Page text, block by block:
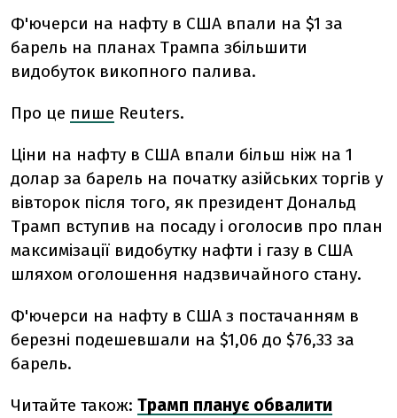
Ф'ючерси на нафту в США впали на $1 за
барель на планах Трампа збільшити
видобуток викопного палива.
Про це пише Reuters.
Ціни на нафту в США впали більш ніж на 1
долар за барель на початку азійських торгів у
вівторок після того, як президент Дональд
Трамп вступив на посаду і оголосив про план
максимізації видобутку нафти і газу в США
шляхом оголошення надзвичайного стану.
Ф'ючерси на нафту в США з постачанням в
березні подешевшали на $1,06 до $76,33 за
барель.
Читайте також: Трамп планує обвалити